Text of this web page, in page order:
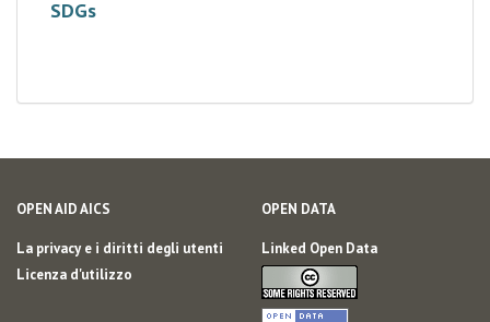
SDGs
OPEN AID AICS
La privacy e i diritti degli utenti
Licenza d'utilizzo
OPEN DATA
Linked Open Data